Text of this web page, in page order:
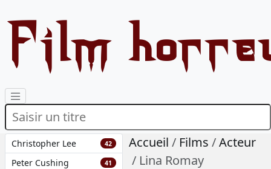
Film
Christopher Lee 42
Peter Cushing 41
Accueil Films
Acteur
Lina Romay